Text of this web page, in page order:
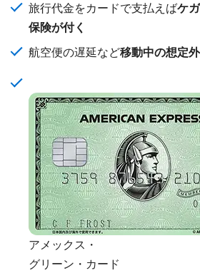
旅行代金をカードで支払えばケ
保険が付く
航空便の遅延など移動中の想定
アメックス・
グリーン・カード